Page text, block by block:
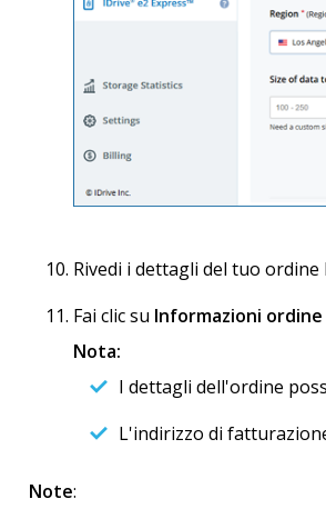
Rivedi i dettagli del tuo ordine
Fai clic su Informazioni ordine
Nota:
I dettagli dell'ordine
L'indirizzo di
Note: